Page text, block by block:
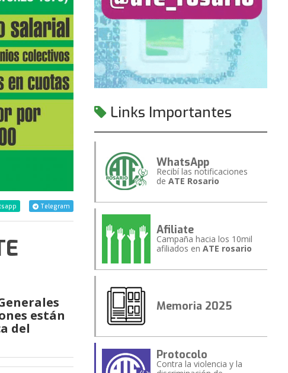
Telegram
están
del
Links Importantes
WhatsApp
Recibí las notificaciones
de ATE Rosario
Afiliate
Campaña hacia los 10mil
afiliados en ATE rosario
Memoria 2025
Protocolo
Contra la violencia y la